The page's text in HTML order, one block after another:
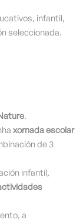
infantil,
seleccionada.
.
xornada escolar
de 3
infantil,
a